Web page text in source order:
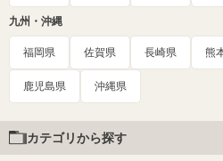
九州・沖縄
福岡県 佐賀県 長崎県 熊
鹿児島県 沖縄県
カテゴリから探す